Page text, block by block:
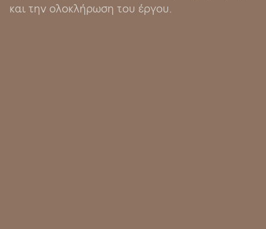
και την ολοκλήρωση του έργου.